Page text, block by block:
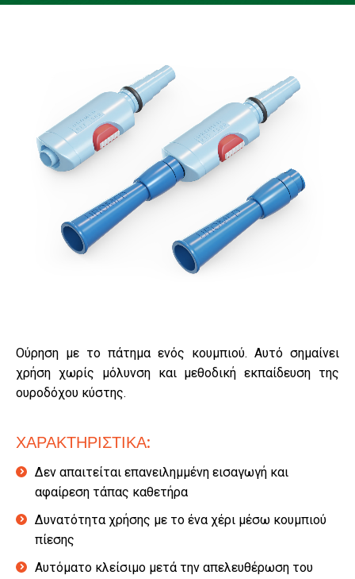
Ούρηση με το πάτημα ενός κουμπιού. Αυτό σημαίνει
χρήση χωρίς μόλυνση και μεθοδική εκπαίδευση της
ουροδόχου κύστης.
ΧΑΡΑΚΤΗΡΙΣΤΙΚΑ:
Δεν απαιτείται επανειλημμένη εισαγωγή και
αφαίρεση τάπας καθετήρα
Δυνατότητα χρήσης με το ένα χέρι μέσω κουμπιού
πίεσης
Αυτόματο κλείσιμο μετά την απελευθέρωση του